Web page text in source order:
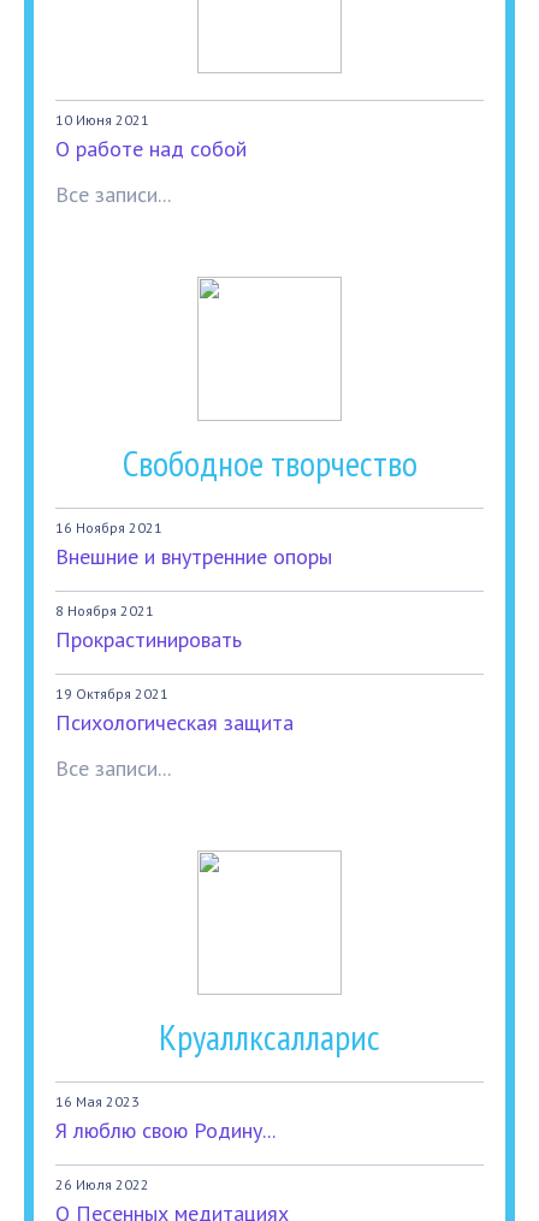
10 Июня 2021
О работе над собой
Все записи...
Свободное творчество
16 Ноября 2021
Внешние и внутренние опоры
8 Ноября 2021
Прокрастинировать
19 Октября 2021
Психологическая защита
Все записи...
Круаллксалларис
16 Мая 2023
Я люблю свою Родину...
26 Июля 2022
О Песенных медитациях